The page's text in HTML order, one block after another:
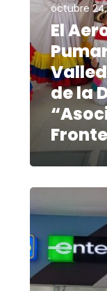
octubre
El
de la